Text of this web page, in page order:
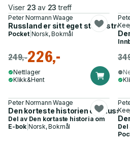
Viser 23 av 23 treff
Peter Normann Waage
Russland er sitt eget sted -
Pocket| Norsk, Bokmål
249,-226,-
Nettlager
Klikk&Hent
Peter Normann Waage
Den korteste historien om
Del av Den kortaste historia om
E-bok Norsk, Bokmål Del